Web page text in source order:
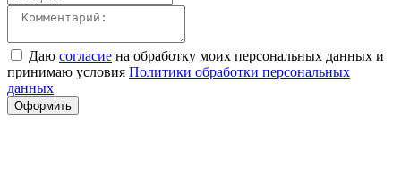
Даю согласие на обработку моих персональных данных и
принимаю условия Политики обработки персональных
данных
Оформить